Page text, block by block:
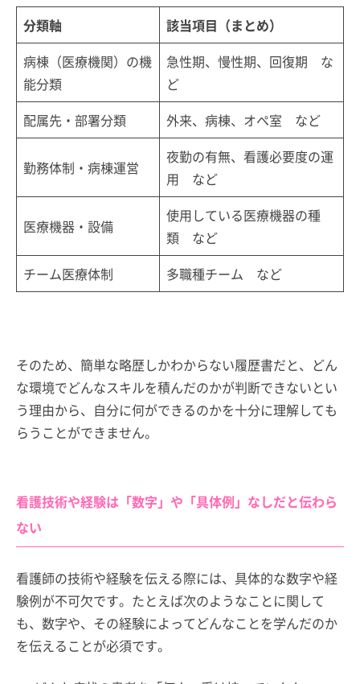
分類軸
該当項目（まとめ）
病棟（医療機関）の機
能分類
急性期、慢性期、回復期 な
ど
配属先・部署分類
外来、病棟、オペ室 など
勤務体制・病棟運営
夜勤の有無、看護必要度の運
用 など
医療機器・設備
使用している医療機器の種
類 など
チーム医療体制
多職種チーム など
そのため、簡単な略歴しかわからない履歴書だと、どん
な環境でどんなスキルを積んだのかが判断できないとい
う理由から、自分に何ができるのかを十分に理解しても
らうことができません。
看護技術や経験は「数字」や「具体例」なしだと伝わら
ない
看護師の技術や経験を伝える際には、具体的な数字や経
験例が不可欠です。たとえば次のようなことに関して
も、数字や、その経験によってどんなことを学んだのか
を伝えることが必須です。